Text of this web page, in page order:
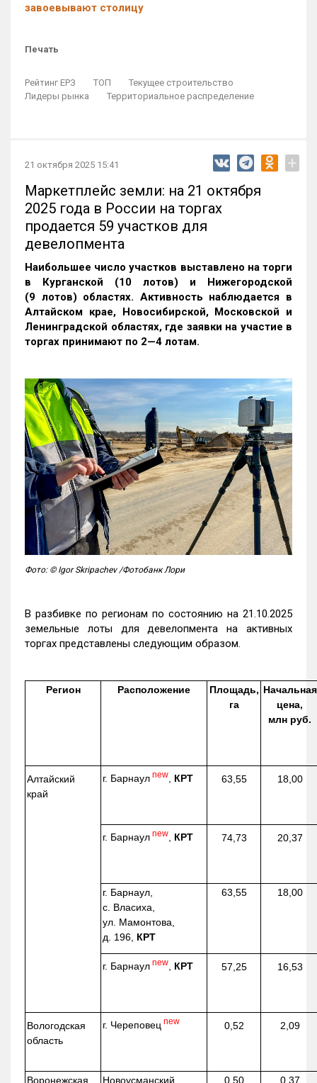
завоевывают столицу
Печать
Рейтинг ЕРЗ ТОП
Текущее строительство
Лидеры рынка
Территориальное распределение
21 октября 2025 15:41 +
Маркетплейс земли: на 21 октября
2025 года в России на торгах
продается 59 участков для
девелопмента
Наибольшее число участков выставлено на торги
в Курганской (10 лотов) и Нижегородской
(9 лотов) областях. Активность наблюдается в
Алтайском крае, Новосибирской, Московской и
Ленинградской областях, где заявки на участие в
торгах принимают по 2—4 лотам.
Фото: © Igor Skripachev /Фотобанк Лори
В разбивке по регионам по состоянию на 21.10.2025
земельные лоты для девелопмента на активных
торгах представлены следующим образом.
Регион Расположение
Площадь,
га
Начальная
цена,
млн руб.
Алтайский
край
г. Барнаул new, КРТ 63,55 18,00
г. Барнаул new, КРТ 74,73 20,37
г. Барнаул,
с. Власиха,
ул. Мамонтова,
д. 196, КРТ
63,55 18,00
г. Барнаул new, КРТ 57,25 16,53
Вологодская
область
г. Череповец new 0,52 2,09
Воронежская Новоусманский 0,50 0,37